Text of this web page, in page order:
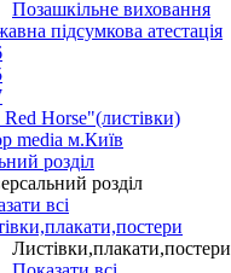
Позашкільне виховання
підсумкова атестація
Horse"(листівки)
media м.Київ
розділ
розділ
всі
Листівки,плакати,постери